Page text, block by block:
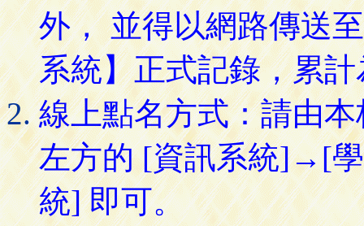
外， 並得以網路傳送
系統】正式記錄，累
線上點名方式：請由
左方的 [資訊系統]→[
統] 即可。